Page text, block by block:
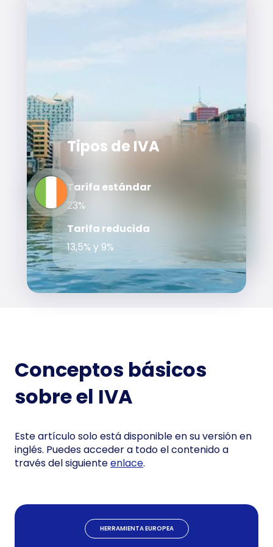
Tipos de IVA
Tarifa estándar
23%
Tarifa reducida
13,5% y 9%
HERRAMIENTA EUROPEA
Conceptos básicos
sobre el IVA
Este artículo solo está disponible en su versión en
inglés. Puedes acceder a todo el contenido a
través del siguienteenlace.